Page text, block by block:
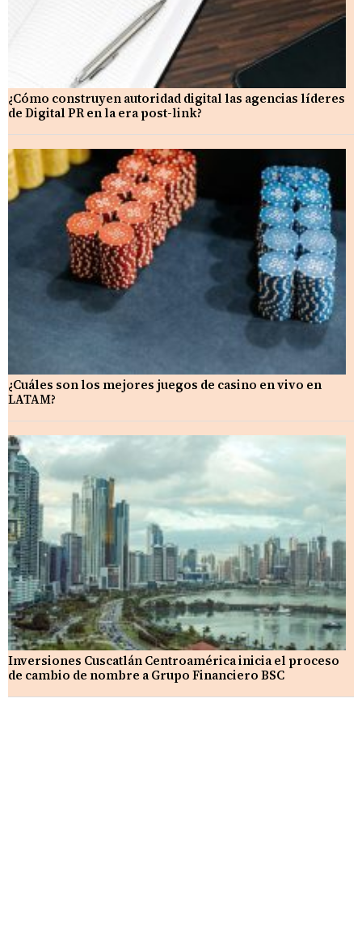
¿Cómo construyen autoridad digital las agencias líderes
de Digital PR en la era post-link?
¿Cuáles son los mejores juegos de casino en vivo en
LATAM?
Inversiones Cuscatlán Centroamérica inicia el proceso
de cambio de nombre a Grupo Financiero BSC